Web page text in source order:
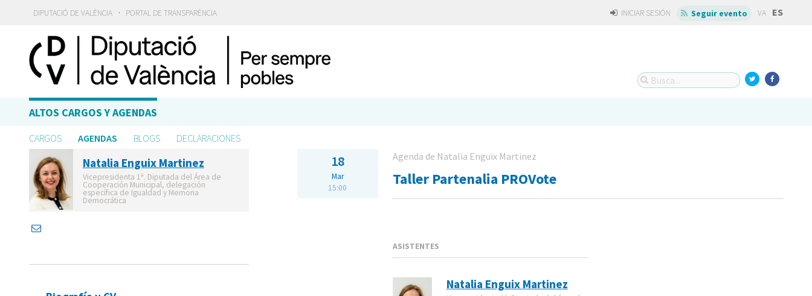
DIPUTACIÓ DE VALÈNCIA · PORTAL DE TRANSPARÈNCIA INICIAR SESIÓN Seguir evento VA ES
ALTOS CARGOS Y AGENDAS
CARGOS AGENDAS BLOGS DECLARACIONES
Natalia Enguix Martinez
Vicepresidenta 1ª. Diputada del Área de
Cooperación Municipal, delegación
específica de Igualdad y Memoria
Democrática
18
Mar
15:00
Agenda de Natalia Enguix Martinez
Taller Partenalia PROVote
ASISTENTES
Natalia Enguix Martinez